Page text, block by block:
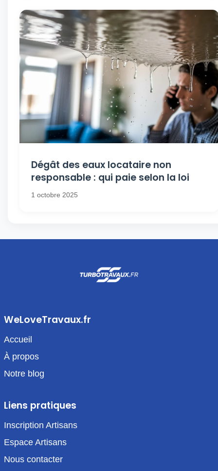
Dégât des eaux locataire non
responsable : qui paie selon la loi
1 octobre 2025
WeLoveTravaux.fr
Accueil
À propos
Notre blog
Liens pratiques
Inscription Artisans
Espace Artisans
Nous contacter